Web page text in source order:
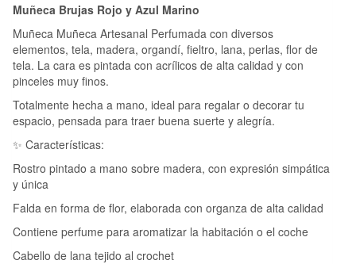
Muñeca Brujas Rojo y Azul Marino
Muñeca Muñeca Artesanal Perfumada con diversos
elementos, tela, madera, organdí, fieltro, lana, perlas, flor de
tela. La cara es pintada con acrílicos de alta calidad y con
pinceles muy finos.
Totalmente hecha a mano, ideal para regalar o decorar tu
espacio, pensada para traer buena suerte y alegría.
✨ Características:
Rostro pintado a mano sobre madera, con expresión simpática
y única
Falda en forma de flor, elaborada con organza de alta calidad
Contiene perfume para aromatizar la habitación o el coche
Cabello de lana tejido al crochet